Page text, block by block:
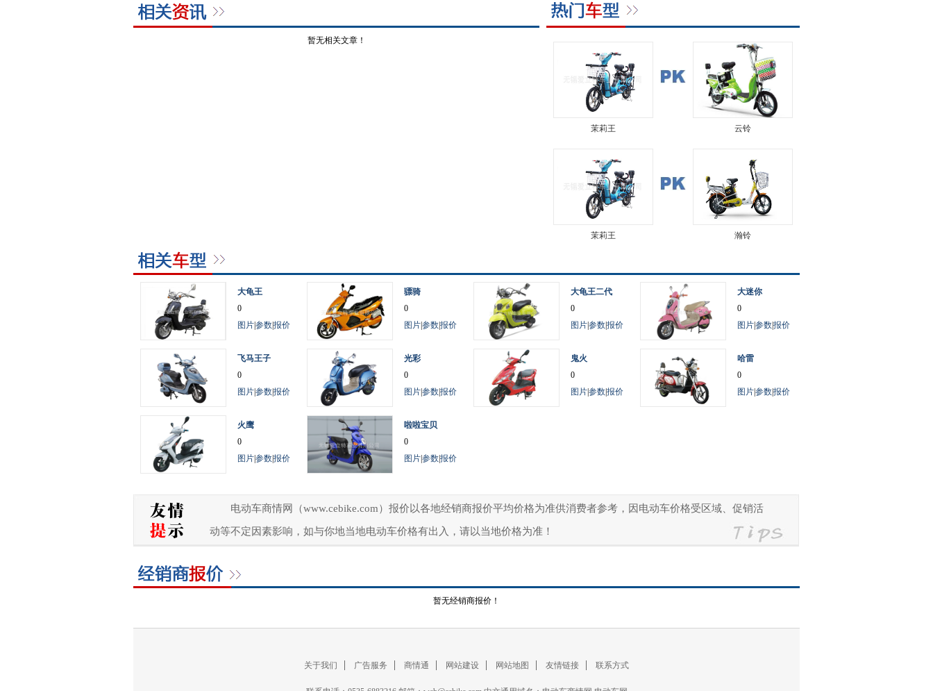
暂无相关文章！
茉莉王 云铃
茉莉王 瀚铃
大龟王
0
图片参数报价
骠骑
0
图片参数报价
大龟王二代
0
图片参数报价
大迷你
0
图片参数报价
飞马王子
0
图片参数报价
光彩
0
图片参数报价
鬼火
0
图片参数报价
哈雷
0
图片参数报价
火鹰
0
图片参数报价
啦啦宝贝
0
图片参数报价
电动车商情网（www.cebike.com）报价以各地经销商报价平均价格为准供消费者参考，因电动车价格受区域、促销活
动等不定因素影响，如与你地当地电动车价格有出入，请以当地价格为准！
暂无经销商报价！
关于我们 广告服务 商情通 网站建设 网站地图 友情链接 联系方式